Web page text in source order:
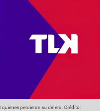
perdieron su dinero. Crédito: